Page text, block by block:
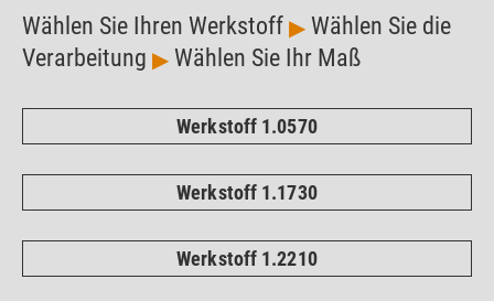
Wählen Sie Ihren Werkstoff ▶ Wählen Sie die
Verarbeitung ▶ Wählen Sie Ihr Maß
Werkstoff 1.0570
Werkstoff 1.1730
Werkstoff 1.2210